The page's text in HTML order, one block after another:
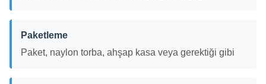
Paketleme
Paket, naylon torba, ahşap kasa veya gerektiği gibi